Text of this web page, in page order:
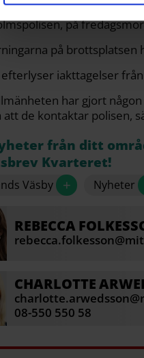
misstänkt är ännu gripen,
på
på brottsplatsen
efterlyser iakttagelser
har gjort
att de kontaktar polisen,
från ditt
Kvarteret!
Väsby + Nyheter
REBECCA
CHARLOTTE
08-550 550 58